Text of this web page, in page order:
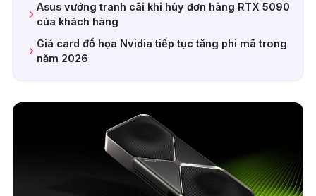
Asus vướng tranh cãi khi hủy đơn hàng RTX 5090
của khách hàng
Giá card đồ họa Nvidia tiếp tục tăng phi mã trong
năm 2026